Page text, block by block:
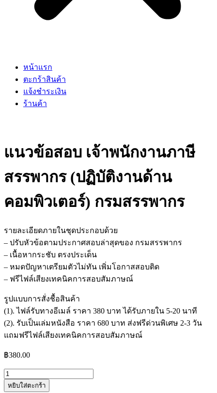
หน้าแรก
ตะกร้าสินค้า
แจ้งชำระเงิน
ร้านค้า
แนวข้อสอบ เจ้าพนักงานภาษี
สรรพากร (ปฏิบัติงานด้าน
คอมพิวเตอร์) กรมสรรพากร
รายละเอียดภายในชุดประกอบด้วย
– ปรับหัวข้อตามประกาศสอบล่าสุดของ กรมสรรพากร
– เนื้อหากระชับ ตรงประเด็น
– หมดปัญหาเตรียมตัวไม่ทัน เพิ่มโอกาสสอบติด
– ฟรีไฟล์เสียงเทคนิคการสอบสัมภาษณ์
รูปแบบการสั่งชื้อสินค้า
(1). ไฟล์รับทางอีเมล์ ราคา 380 บาท ได้รับภายใน 5-20 นาที
(2). รับเป็นเล่มหนังสือ ราคา 680 บาท ส่งฟรีด่วนพิเศษ 2-3 วัน
แถมฟรีไฟล์เสียงเทคนิคการสอบสัมภาษณ์
฿380.00
จำนวน
แนว
หยิบใส่ตะกร้า